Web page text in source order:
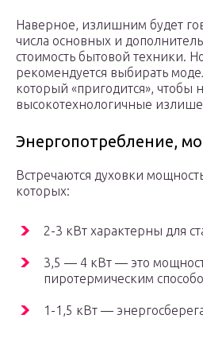
Наверное, излишним будет
числа основных и
стоимость бытовой техники.
рекомендуется выбирать
который «пригодится», чтобы
высокотехнологичные
Энергопотребление,
Встречаются духовки
которых:
2-3 кВт характерны для
3,5 — 4 кВт — это
пиротермическим
1-1,5 кВт —